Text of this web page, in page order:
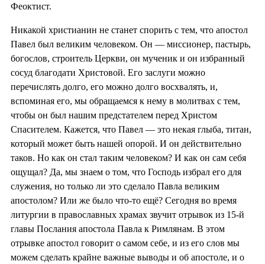
Феоктист.
Никакой христианин не станет спорить с тем, что апостол
Павел был великим человеком. Он — миссионер, пастырь,
богослов, строитель Церкви, он мученик и он избранный
сосуд благодати Христовой. Его заслуги можно
перечислять долго, его можно долго восхвалять, и,
вспоминая его, мы обращаемся к нему в молитвах с тем,
чтобы он был нашим предстателем перед Христом
Спасителем. Кажется, что Павел — это некая глыба, титан,
который может быть нашей опорой. И он действительно
таков. Но как он стал таким человеком? И как он сам себя
ощущал? Да, мы знаем о том, что Господь избрал его для
служения, но только ли это сделало Павла великим
апостолом? Или же было что-то ещё? Сегодня во время
литургии в православных храмах звучит отрывок из 15-й
главы Послания апостола Павла к Римлянам. В этом
отрывке апостол говорит о самом себе, и из его слов мы
можем сделать крайне важные выводы и об апостоле, и о